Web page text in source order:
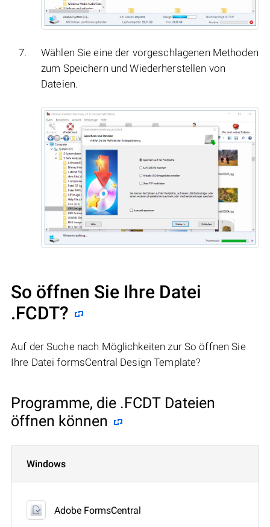
Wählen Sie eine der vorgeschlagenen Methoden
zum Speichern und Wiederherstellen von
Dateien.
So öffnen Sie Ihre Datei
.FCDT?
Auf der Suche nach Möglichkeiten zur So öffnen Sie
Ihre Datei formsCentral Design Template?
Programme, die .FCDT Dateien
öffnen können
Windows
Adobe FormsCentral